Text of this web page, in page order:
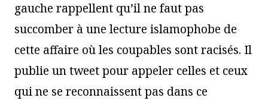
gauche rappellent qu’il ne faut pas
succomber à une lecture islamophobe de
cette affaire où les coupables sont racisés. Il
publie un tweet pour appeler celles et ceux
qui ne se reconnaissent pas dans ce